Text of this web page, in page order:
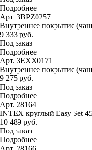
Подробнее
Арт. 3BPZ0257
Внутреннее покрытие
9 333 руб.
Под заказ
Подробнее
Арт. 3EXX0171
Внутреннее покрытие
9 275 руб.
Под заказ
Подробнее
Арт. 28164
INTEX круглый Easy Set
10 489 руб.
Под заказ
Подробнее
Арт. 28166